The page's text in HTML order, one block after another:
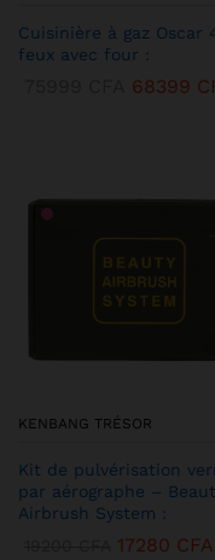
Cuisinière à gaz Oscar
feux avec four :
68399
KENBANG TRÉSOR
Kit de pulvérisation
par aérographe –
Airbrush System :
17280 CFA